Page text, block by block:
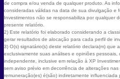
de compra e/ou venda de qualquer produto. As
consideradas válidas na data de sua divulgação e
Investimentos não se responsabiliza por qualquer
presente relatório.
2) Este relatório foi elaborado considerando a
gerar resultados de alocação para cada perfil de
3) O(s) signatário(s) deste relatório declara(m) que
exclusivamente suas análises e opiniões
independente, inclusive em relação à XP
sem aviso prévio em decorrência de alterações
remuneração(es) é(são) indiretamente